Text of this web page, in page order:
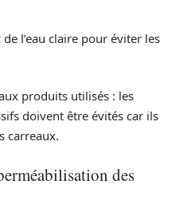
l’eau claire pour éviter les
produits utilisés : les
doivent être évités car ils
carreaux.
des